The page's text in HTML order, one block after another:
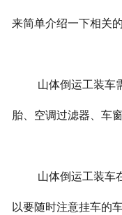
来简单介绍一下相关的
山体倒运工装车
胎、空调过滤器、车
山体倒运工装车
以要随时注意挂车的